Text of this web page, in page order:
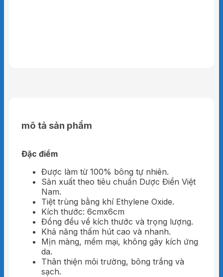
mô tả sản phẩm
Đặc điểm
Được làm từ 100% bông tự nhiên.
Sản xuất theo tiêu chuẩn Dược Điển Việt
Nam.
Tiệt trùng bằng khí Ethylene Oxide.
Kích thước: 6cmx6cm
Đồng đều về kích thước và trọng lượng.
Khả năng thấm hút cao và nhanh.
Mịn màng, mềm mại, không gây kích ứng
da.
Thân thiện môi trường, bông trắng và
sạch.